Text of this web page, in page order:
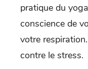
pratique du
conscience de
votre
contre le stress.